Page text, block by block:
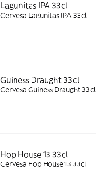
Lagunitas IPA 33cl
Cervesa Lagunitas IPA 33cl
Guiness Draught 33cl
Cervesa Guiness Draught 33cl
Hop House 13 33cl
Cervesa Hop House 13 33cl